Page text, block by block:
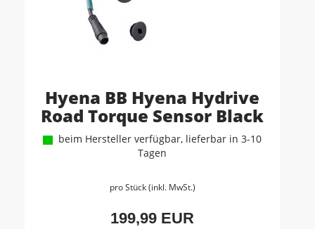
Hyena BB Hyena Hydrive
Road Torque Sensor Black
beim Hersteller verfügbar, lieferbar in 3-10
Tagen
pro Stück (inkl. MwSt.)
199,99 EUR